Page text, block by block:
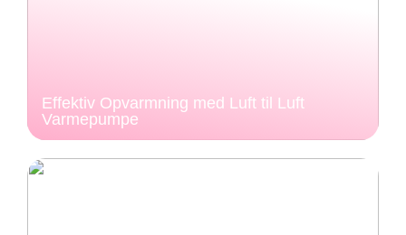
Effektiv Opvarmning med Luft til Luft
Varmepumpe